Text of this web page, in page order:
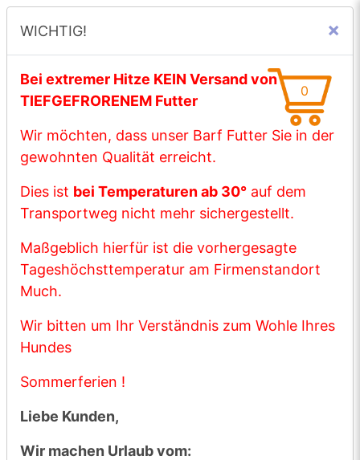
WICHTIGE MITTEILUNG
TIEFGEFRORENEM Futter
Wir möchten, dass unser Barf Futter Sie in
Dies ist
Tageshöchsttemperatur am Firmenstandort
Much.
0
WICHTIG! ×
Bei extremer Hitze KEIN Versand von
TIEFGEFRORENEM Futter
Wir möchten, dass unser Barf Futter Sie in der
gewohnten Qualität erreicht.
Dies ist bei Temperaturen ab 30° auf dem
Transportweg nicht mehr sichergestellt.
Maßgeblich hierfür ist die vorhergesagte
Tageshöchsttemperatur am Firmenstandort
Much.
Wir bitten um Ihr Verständnis zum Wohle Ihres
Hundes
Sommerferien !
Liebe Kunden,
Wir machen Urlaub vom: